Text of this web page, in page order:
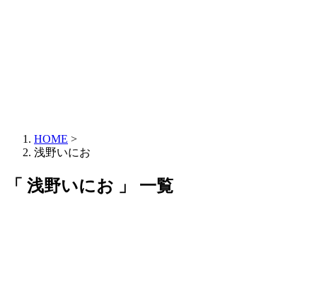
HOME >
浅野いにお
「 浅野いにお 」 一覧